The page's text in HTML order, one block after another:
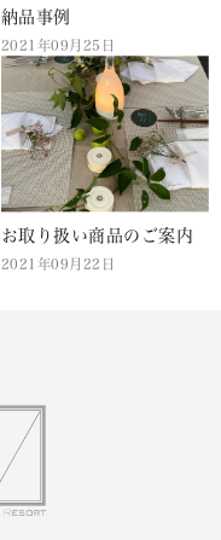
納品事例
2021年09月25日
お取り扱い商品のご案内
2021年09月22日